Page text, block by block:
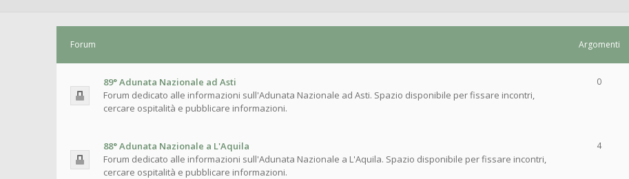
Forum Argomenti
89° Adunata Nazionale ad Asti
Forum dedicato alle informazioni sull'Adunata Nazionale ad Asti. Spazio disponibile per fissare incontri,
cercare ospitalità e pubblicare informazioni.
0
88° Adunata Nazionale a L'Aquila
Forum dedicato alle informazioni sull'Adunata Nazionale a L'Aquila. Spazio disponibile per fissare incontri,
cercare ospitalità e pubblicare informazioni.
4